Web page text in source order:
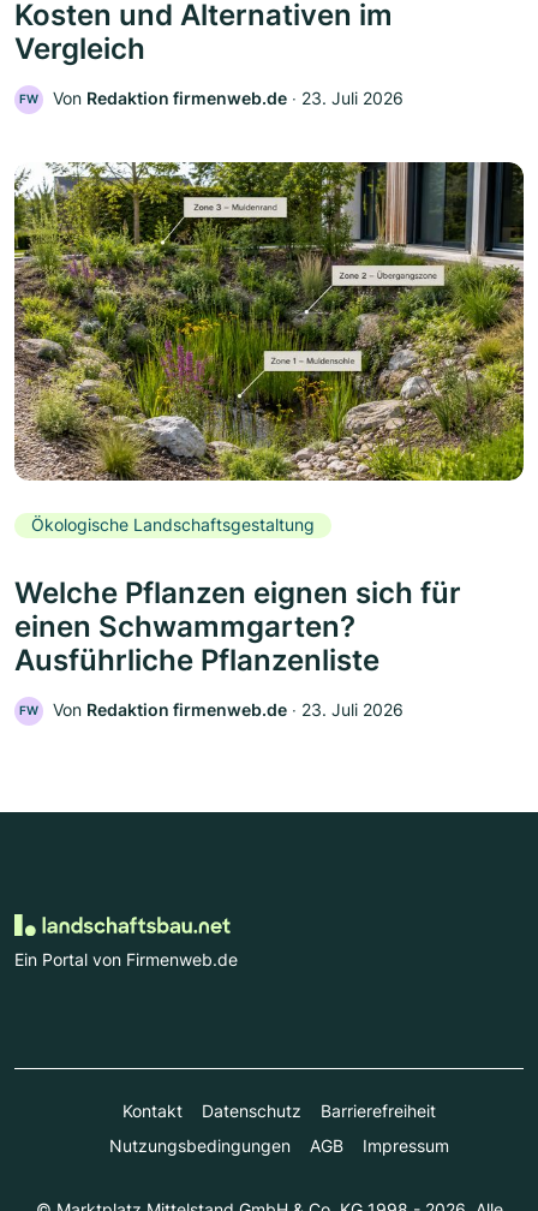
Kosten und Alternativen im
Vergleich
FW Von Redaktion firmenweb.de ‧ 23. Juli 2026
Ökologische Landschaftsgestaltung
Welche Pflanzen eignen sich für
einen Schwammgarten?
Ausführliche Pflanzenliste
FW Von Redaktion firmenweb.de ‧ 23. Juli 2026
Ein Portal von Firmenweb.de
Kontakt Datenschutz
Barrierefreiheit
Nutzungsbedingungen
AGB Impressum